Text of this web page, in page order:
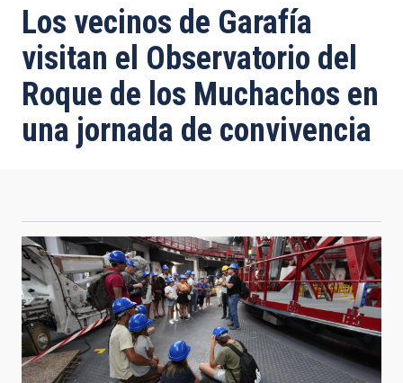
de
ayuda
a
la
navegación
Los vecinos de Garafía
visitan el Observatorio del
Roque de los Muchachos en
una jornada de convivencia